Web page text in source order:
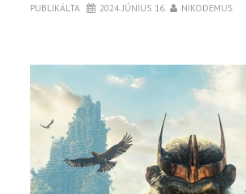
PUBLIKÁLTA 2024. JÚNIUS 16. NIKODEMUS